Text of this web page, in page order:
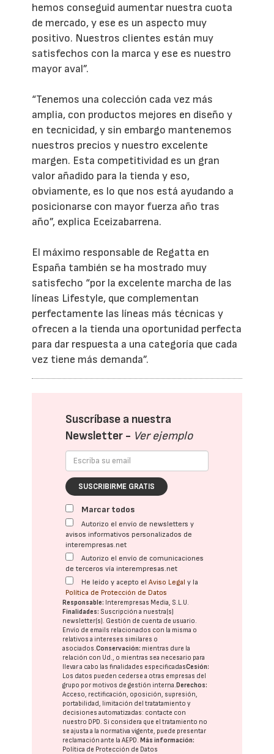
hemos conseguid aumentar nuestra cuota
de mercado, y ese es un aspecto muy
positivo. Nuestros clientes están muy
satisfechos con la marca y ese es nuestro
mayor aval”.
“Tenemos una colección cada vez más
amplia, con productos mejores en diseño y
en tecnicidad, y sin embargo mantenemos
nuestros precios y nuestro excelente
margen. Esta competitividad es un gran
valor añadido para la tienda y eso,
obviamente, es lo que nos está ayudando a
posicionarse con mayor fuerza año tras
año”, explica Eceizabarrena.
El máximo responsable de Regatta en
España también se ha mostrado muy
satisfecho “por la excelente marcha de las
líneas Lifestyle, que complementan
perfectamente las líneas más técnicas y
ofrecen a la tienda una oportunidad perfecta
para dar respuesta a una categoría que cada
vez tiene más demanda”.
Suscríbase a nuestra
Newsletter - Ver ejemplo
SUSCRIBIRME GRATIS
Marcar todos
Autorizo el envío de newsletters y
avisos informativos personalizados de
interempresas.net
Autorizo el envío de comunicaciones
de terceros vía interempresas.net
He leído y acepto elAviso Legal y la
Política de Protección de Datos
Responsable: Interempresas Media, S.L.U.
Finalidades: Suscripción a nuestra(s)
newsletter(s). Gestión de cuenta de usuario.
Envío de emails relacionados con la misma o
relativos a intereses similares o
asociados.Conservación: mientras dure la
relación con Ud., o mientras sea necesario para
llevar a cabo las finalidades especificadasCesión:
Los datos pueden cederse a otras empresas del
grupo por motivos de gestión interna.Derechos:
Acceso, rectificación, oposición, supresión,
portabilidad, limitación del tratatamiento y
decisiones automatizadas: contacte con
nuestro DPD. Si considera que el tratamiento no
se ajusta a la normativa vigente, puede presentar
reclamación ante laAEPD.Más información:
Política de Protección de Datos